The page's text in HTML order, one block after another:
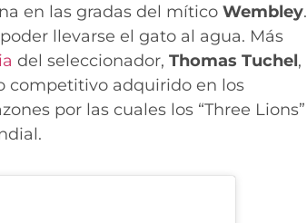
en las gradas del mítico Wembley.
llevarse el gato al agua. Más
del seleccionador, Thomas Tuchel,
competitivo adquirido en los
por las cuales los “Three Lions”